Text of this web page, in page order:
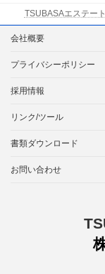
TSUBASAエステート
会社概要
プライバシーポリシー
採用情報
リンク/ツール
書類ダウンロード
お問い合わせ